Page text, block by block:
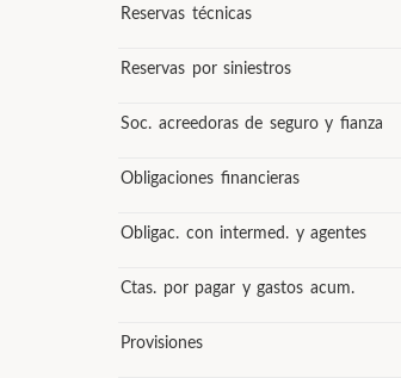
Reservas técnicas
Reservas por siniestros
Soc. acreedoras de seguro y fianza
Obligaciones financieras
Obligac. con intermed. y agentes
Ctas. por pagar y gastos acum.
Provisiones